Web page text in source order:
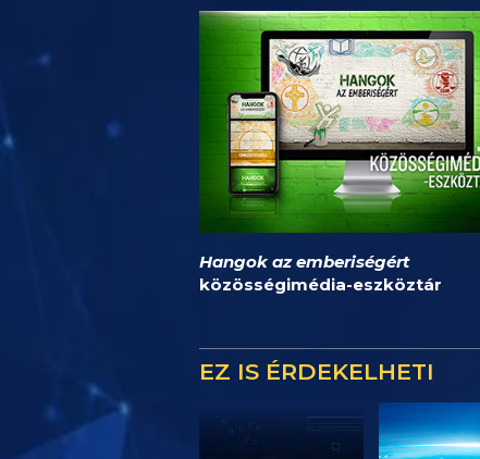
Hangok az emberiségért
közösségimédia-eszköztár
EZ IS ÉRDEKELHETI